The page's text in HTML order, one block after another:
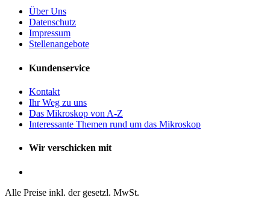
Über Uns
Datenschutz
Impressum
Stellenangebote
Kundenservice
Kontakt
Ihr Weg zu uns
Das Mikroskop von A-Z
Interessante Themen rund um das Mikroskop
Wir verschicken mit
Alle Preise inkl. der gesetzl. MwSt.